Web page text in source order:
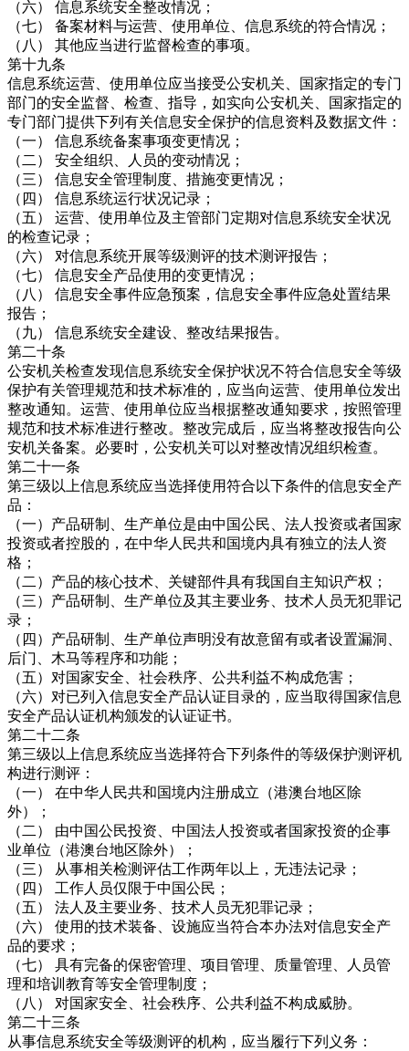
（六） 信息系统安全整改情况；
（七） 备案材料与运营、使用单位、信息系统的符合情况；
（八） 其他应当进行监督检查的事项。
第十九条
信息系统运营、使用单位应当接受公安机关、国家指定的专门
部门的安全监督、检查、指导，如实向公安机关、国家指定的
专门部门提供下列有关信息安全保护的信息资料及数据文件：
（一） 信息系统备案事项变更情况；
（二） 安全组织、人员的变动情况；
（三） 信息安全管理制度、措施变更情况；
（四） 信息系统运行状况记录；
（五） 运营、使用单位及主管部门定期对信息系统安全状况
的检查记录；
（六） 对信息系统开展等级测评的技术测评报告；
（七） 信息安全产品使用的变更情况；
（八） 信息安全事件应急预案，信息安全事件应急处置结果
报告；
（九） 信息系统安全建设、整改结果报告。
第二十条
公安机关检查发现信息系统安全保护状况不符合信息安全等级
保护有关管理规范和技术标准的，应当向运营、使用单位发出
整改通知。运营、使用单位应当根据整改通知要求，按照管理
规范和技术标准进行整改。整改完成后，应当将整改报告向公
安机关备案。必要时，公安机关可以对整改情况组织检查。
第二十一条
第三级以上信息系统应当选择使用符合以下条件的信息安全产
品：
（一）产品研制、生产单位是由中国公民、法人投资或者国家
投资或者控股的，在中华人民共和国境内具有独立的法人资
格；
（二）产品的核心技术、关键部件具有我国自主知识产权；
（三）产品研制、生产单位及其主要业务、技术人员无犯罪记
录；
（四）产品研制、生产单位声明没有故意留有或者设置漏洞、
后门、木马等程序和功能；
（五）对国家安全、社会秩序、公共利益不构成危害；
（六）对已列入信息安全产品认证目录的，应当取得国家信息
安全产品认证机构颁发的认证证书。
第二十二条
第三级以上信息系统应当选择符合下列条件的等级保护测评机
构进行测评：
（一） 在中华人民共和国境内注册成立（港澳台地区除
外）；
（二） 由中国公民投资、中国法人投资或者国家投资的企事
业单位（港澳台地区除外）；
（三） 从事相关检测评估工作两年以上，无违法记录；
（四） 工作人员仅限于中国公民；
（五） 法人及主要业务、技术人员无犯罪记录；
（六） 使用的技术装备、设施应当符合本办法对信息安全产
品的要求；
（七） 具有完备的保密管理、项目管理、质量管理、人员管
理和培训教育等安全管理制度；
（八） 对国家安全、社会秩序、公共利益不构成威胁。
第二十三条
从事信息系统安全等级测评的机构，应当履行下列义务：